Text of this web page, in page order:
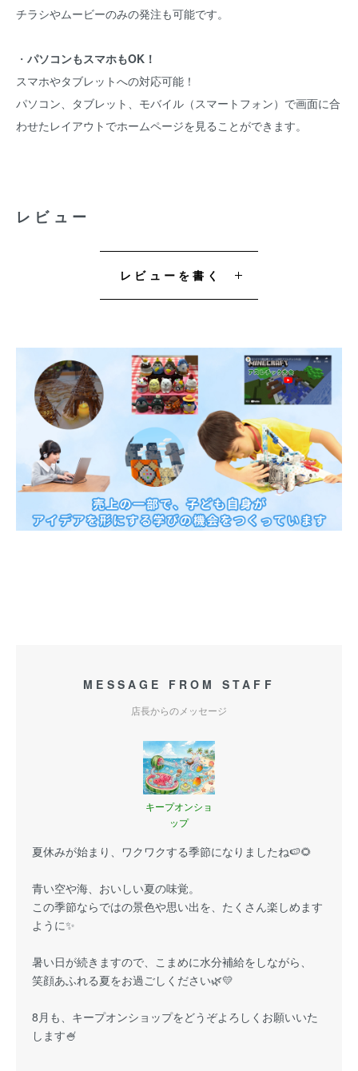
チラシやムービーのみの発注も可能です。
・ パソコンもスマホもOK！
スマホやタブレットへの対応可能！
パソコン、タブレット、モバイル（スマートフォン）で画面に合
わせたレイアウトでホームページを見ることができます。
レビュー
レビューを書く
MESSAGE FROM STAFF
店長からのメッセージ
キープオンショ
ップ
夏休みが始まり、ワクワクする季節になりましたね🍉🌻
青い空や海、おいしい夏の味覚。
この季節ならではの景色や思い出を、たくさん楽しめます
ように✨
暑い日が続きますので、こまめに水分補給をしながら、
笑顔あふれる夏をお過ごしください🌿💛
8月も、キープオンショップをどうぞよろしくお願いいた
します🍧